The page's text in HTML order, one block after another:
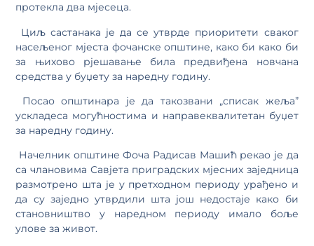
протекла два мјесеца.
Циљ састанака је да се утврде приоритети сваког
насељеног мјеста фочанске општине, како би како би
за њихово рјешавање била предвиђена новчана
средства у буџету за наредну годину.
Посао општинара је да такозвани „списак жеља”
ускладеса могућностима и направеквалитетан буџет
за наредну годину.
Начелник општине Фоча Радисав Машић рекао је да
са члановима Савјета приградских мјесних заједница
размотрено шта је у претходном периоду урађено и
да су заједно утврдили шта још недостаје како би
становништво у наредном периоду имало боље
улове за живот.